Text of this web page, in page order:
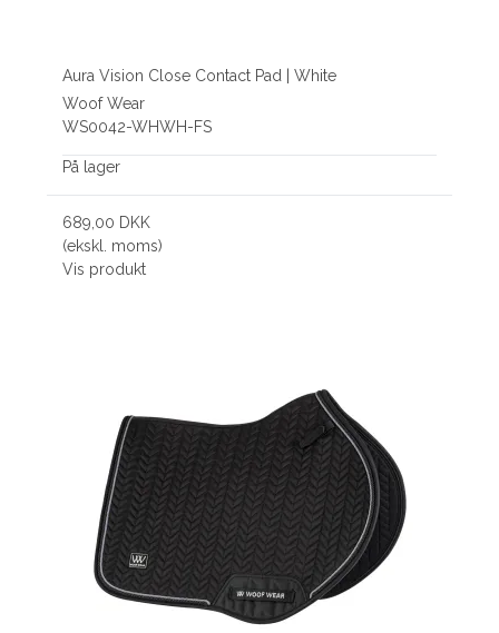
Aura Vision Close Contact Pad | White
Woof Wear
WS0042-WHWH-FS
På lager
689,00 DKK
(ekskl. moms)
Vis produkt